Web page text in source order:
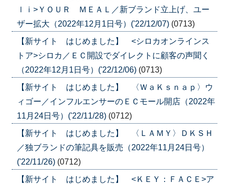
ｌｉ>ＹＯＵＲ ＭＥＡＬ／新ブランド立上げ、ユー
ザー拡大（2022年12月1日号）('22/12/07) (0713)
【新サイト はじめました】 <シロカオンラインス
トア>シロカ／ＥＣ開設でダイレクトに顧客の声聞く
（2022年12月1日号）('22/12/06) (0713)
【新サイト はじめました】 〈ＷａＫｓｎａｐ〉ウ
ィゴー／インフルエンサーのＥＣモール開店（2022年
11月24日号）('22/11/28) (0712)
【新サイト はじめました】 〈ＬＡＭＹ〉ＤＫＳＨ
／独ブランドの筆記具を販売（2022年11月24日号）
('22/11/26) (0712)
【新サイト はじめました】 <ＫＥＹ：ＦＡＣＥ>ア